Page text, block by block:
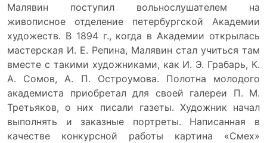
Малявин поступил вольнослушателем на
живописное отделение петербургской Академии
художеств. В 1894 г., когда в Академии открылась
мастерская И. Е. Репина, Малявин стал учиться там
вместе с такими художниками, как И. Э. Грабарь, К.
А. Сомов, А. П. Остроумова. Полотна молодого
академиста приобретал для своей галереи П. М.
Третьяков, о них писали газеты. Художник начал
выполнять и заказные портреты. Написанная в
качестве конкурсной работы картина «Смех»